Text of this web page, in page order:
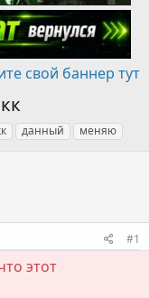
свой баннер тут
данный меняю
#1
этот